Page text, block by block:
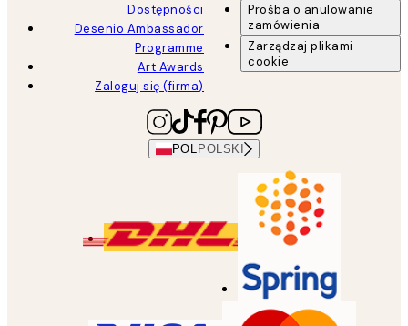
Dostępności
Desenio Ambassador
Programme
Art Awards
Zaloguj się (firma)
Prośba o anulowanie
zamówienia
Zarządzaj plikami
cookie
POL POLSKI